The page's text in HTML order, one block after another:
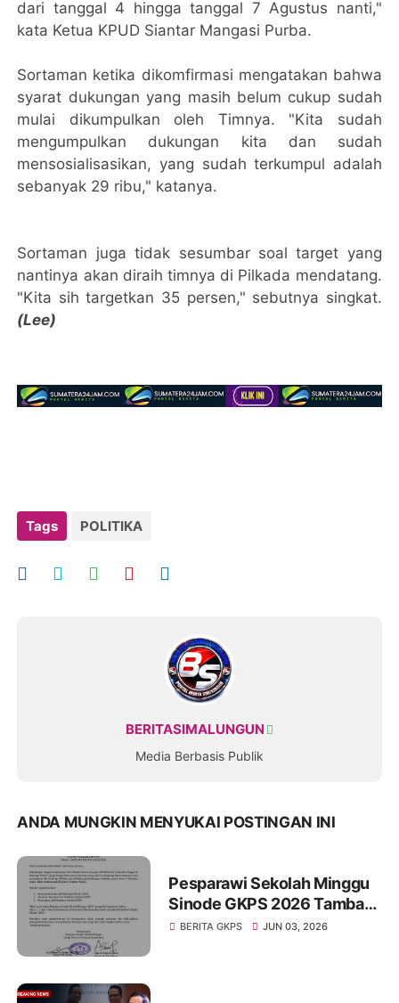
dari tanggal 4 hingga tanggal 7 Agustus nanti,"
kata Ketua KPUD Siantar Mangasi Purba.
Sortaman ketika dikomfirmasi mengatakan bahwa
syarat dukungan yang masih belum cukup sudah
mulai dikumpulkan oleh Timnya. "Kita sudah
mengumpulkan dukungan kita dan sudah
mensosialisasikan, yang sudah terkumpul adalah
sebanyak 29 ribu," katanya.
Sortaman juga tidak sesumbar soal target yang
nantinya akan diraih timnya di Pilkada mendatang.
"Kita sih targetkan 35 persen," sebutnya singkat.
(Lee)
Tags POLITIKA
BERITASIMALUNGUN
Media Berbasis Publik
ANDA MUNGKIN MENYUKAI POSTINGAN INI
Pesparawi Sekolah Minggu
Sinode GKPS 2026 Tambah
Kuota Peserta, Juara III
BERITA GKPS JUN 03, 2026